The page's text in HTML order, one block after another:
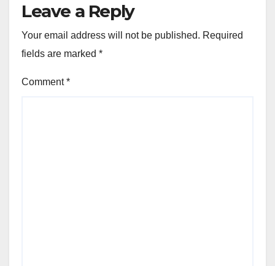
Leave a Reply
Your email address will not be published. Required
fields are marked *
Comment*